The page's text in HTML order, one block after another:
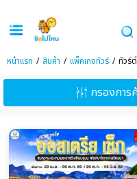
หน้าแรก สินค้า แพ็คเกจทัวร์ ทัวร์
กรองการ